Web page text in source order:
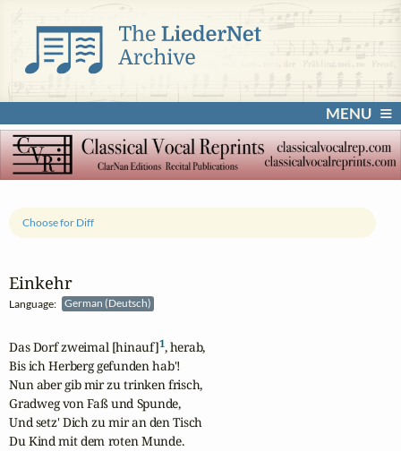
MENU
Einkehr
Language: German (Deutsch)
Choose for Diff
Das Dorf zweimal [hinauf]1, herab,
Bis ich Herberg gefunden hab'!
Nun aber gib mir zu trinken frisch,
Gradweg von Faß und Spunde,
Und setz' Dich zu mir an den Tisch
Du Kind mit dem roten Munde.